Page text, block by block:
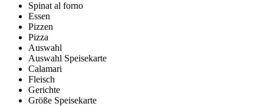
Spinat al forno
Essen
Pizzen
Pizza
Auswahl
Auswahl Speisekarte
Calamari
Fleisch
Gerichte
Größe Speisekarte